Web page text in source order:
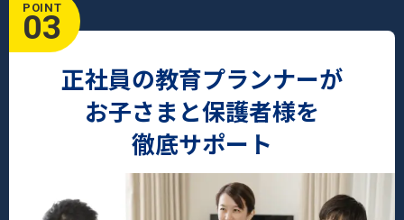
POINT
03
正社員の教育プランナーが
お子さまと保護者様を
徹底サポート